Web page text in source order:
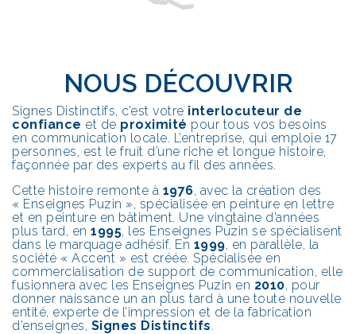
NOUS DÉCOUVRIR
Signes Distinctifs, c’est votre interlocuteur de
confiance et de proximité pour tous vos besoins
en communication locale. L’entreprise, qui emploie 17
personnes, est le fruit d’une riche et longue histoire,
façonnée par des experts au fil des années.
Cette histoire remonte à 1976, avec la création des
« Enseignes Puzin », spécialisée en peinture en lettre
et en peinture en bâtiment. Une vingtaine d’années
plus tard, en 1995, les Enseignes Puzin se spécialisent
dans le marquage adhésif. En 1999, en parallèle, la
société « Accent » est créée. Spécialisée en
commercialisation de support de communication, elle
fusionnera avec les Enseignes Puzin en 2010, pour
donner naissance un an plus tard à une toute nouvelle
entité, experte de l’impression et de la fabrication
d’enseignes, Signes Distinctifs.